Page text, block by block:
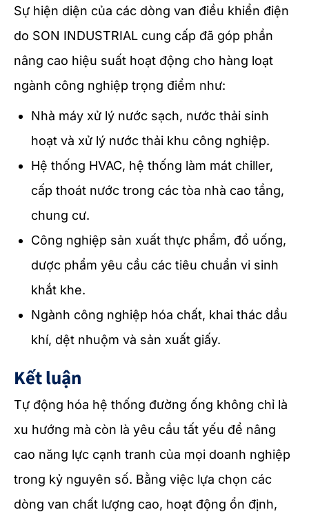
Sự hiện diện của các dòng van điều khiển điện
do SON INDUSTRIAL cung cấp đã góp phần
nâng cao hiệu suất hoạt động cho hàng loạt
ngành công nghiệp trọng điểm như:
Nhà máy xử lý nước sạch, nước thải sinh
hoạt và xử lý nước thải khu công nghiệp.
Hệ thống HVAC, hệ thống làm mát chiller,
cấp thoát nước trong các tòa nhà cao tầng,
chung cư.
Công nghiệp sản xuất thực phẩm, đồ uống,
dược phẩm yêu cầu các tiêu chuẩn vi sinh
khắt khe.
Ngành công nghiệp hóa chất, khai thác dầu
khí, dệt nhuộm và sản xuất giấy.
Kết luận
Tự động hóa hệ thống đường ống không chỉ là
xu hướng mà còn là yêu cầu tất yếu để nâng
cao năng lực cạnh tranh của mọi doanh nghiệp
trong kỷ nguyên số. Bằng việc lựa chọn các
dòng van chất lượng cao, hoạt động ổn định,